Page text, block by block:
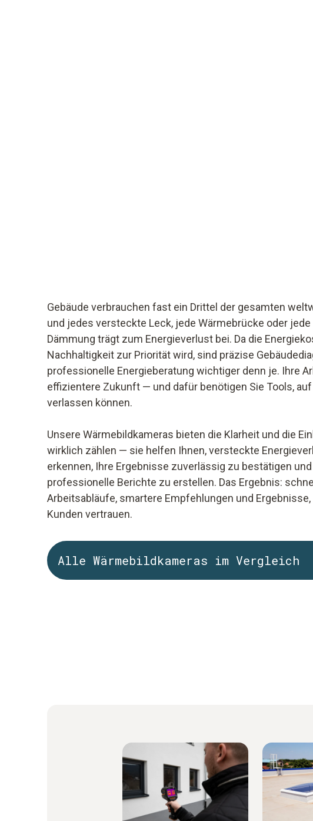
Gebäude verbrauchen fast ein Drittel der gesamten
und jedes versteckte Leck, jede Wärmebrücke oder jede
Dämmung trägt zum Energieverlust bei. Da die
Nachhaltigkeit zur Priorität wird, sind präzise
professionelle Energieberatung wichtiger denn je. Ihre
effizientere Zukunft — und dafür benötigen Sie Tools,
verlassen können.
Unsere Wärmebildkameras bieten die Klarheit und die
wirklich zählen — sie helfen Ihnen, versteckte
erkennen, Ihre Ergebnisse zuverlässig zu bestätigen und
professionelle Berichte zu erstellen. Das Ergebnis:
Arbeitsabläufe, smartere Empfehlungen und Ergebnisse,
Kunden vertrauen.
Alle Wärmebildkameras im Vergleich